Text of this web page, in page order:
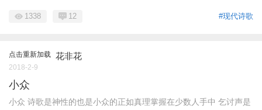
#现代诗歌
1338 12
点击重新加载 花非花
2018-2-9
小众
小众 诗歌是神性的也是小众的正如真理掌握在少数人手中 乞讨声是